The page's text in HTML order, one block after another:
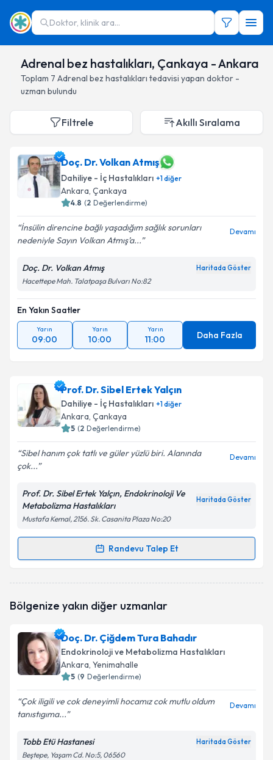
Doktor, klinik ara...
Adrenal bez hastalıkları, Çankaya - Ankara
Toplam 7 Adrenal bez hastalıkları tedavisi yapan doktor -
uzman bulundu
Filtrele Akıllı Sıralama
Doç. Dr. Volkan Atmış
Dahiliye - İç Hastalıkları +1diğer
Ankara, Çankaya
4.8 (2 Değerlendirme)
İnsülin direncine bağlı yaşadığım sağlık sorunları
nedeniyle Sayın Volkan Atmış’a...
Devamı
Doç. Dr. Volkan Atmış Haritada Göster
Hacettepe Mah. Talatpaşa Bulvarı No:82
En Yakın Saatler
Yarın
09:00
Yarın
10:00
Yarın
11:00 Daha Fazla
Prof. Dr. Sibel Ertek Yalçın
Dahiliye - İç Hastalıkları +1diğer
Ankara, Çankaya
5 (2 Değerlendirme)
Sibel hanım çok tatlı ve güler yüzlü biri. Alanında
çok...
Devamı
Prof. Dr. Sibel Ertek Yalçın, Endokrinoloji Ve
Metabolizma Hastalıkları
Haritada Göster
Mustafa Kemal, 2156. Sk. Casanita Plaza No:20
Randevu Talep Et
Randevu Takvimi Talebi
talebi oluşturun. Size bu uzmandan randevu almanız
bilgilendireceğiz.
E-posta Adresiniz
Kişisel verilerimin işlenmesine ilişkin
kapsamda işlenmesini kabul ediyorum.
Bölgenize yakın diğer uzmanlar
Doç. Dr. Çiğdem Tura Bahadır
Endokrinoloji ve Metabolizma Hastalıkları
Ankara, Yenimahalle
5 (9 Değerlendirme)
Çok iligili ve cok deneyimli hocamız cok mutlu oldum
tanıstıgıma...
Devamı
Tobb Etü Hastanesi Haritada Göster
Beştepe, Yaşam Cd. No:5, 06560